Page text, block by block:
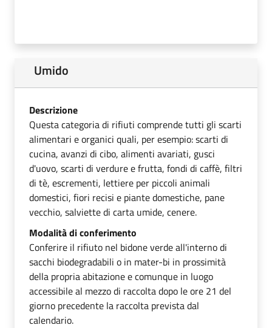
Umido
Descrizione
Questa categoria di rifiuti comprende tutti gli scarti
alimentari e organici quali, per esempio: scarti di
cucina, avanzi di cibo, alimenti avariati, gusci
d'uovo, scarti di verdure e frutta, fondi di caffè, filtri
di tè, escrementi, lettiere per piccoli animali
domestici, fiori recisi e piante domestiche, pane
vecchio, salviette di carta umide, cenere.
Modalità di conferimento
Conferire il rifiuto nel bidone verde all'interno di
sacchi biodegradabili o in mater-bi in prossimità
della propria abitazione e comunque in luogo
accessibile al mezzo di raccolta dopo le ore 21 del
giorno precedente la raccolta prevista dal
calendario.